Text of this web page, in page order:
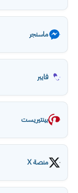
ماسنجر
فايبر
بينتيريست
منصة X